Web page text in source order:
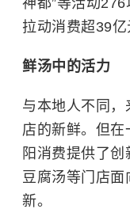
神都”等活动
拉动消费超39亿
鲜汤中的活力
与本地人不同，
店的新鲜。但
阳消费提供了创
豆腐汤等门店面
新。